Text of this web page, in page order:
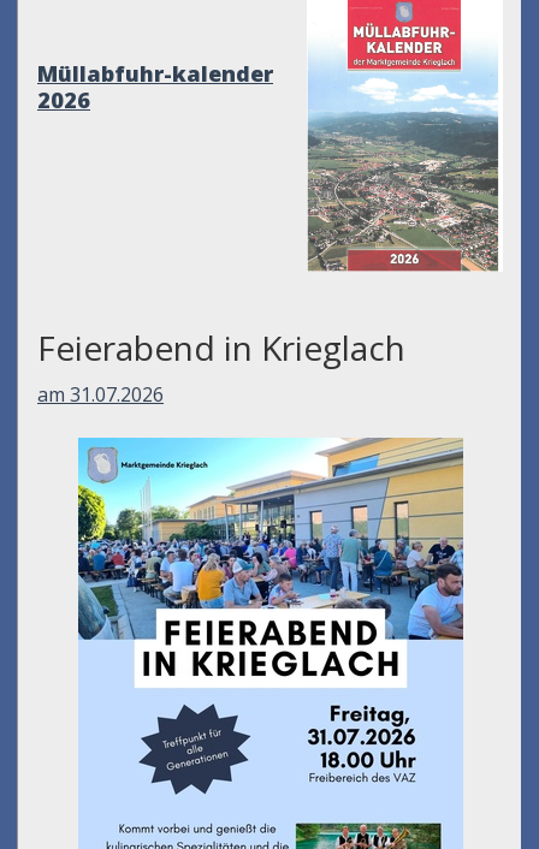
Müllabfuhr-kalender
2026
Feierabend in Krieglach
am 31.07.2026